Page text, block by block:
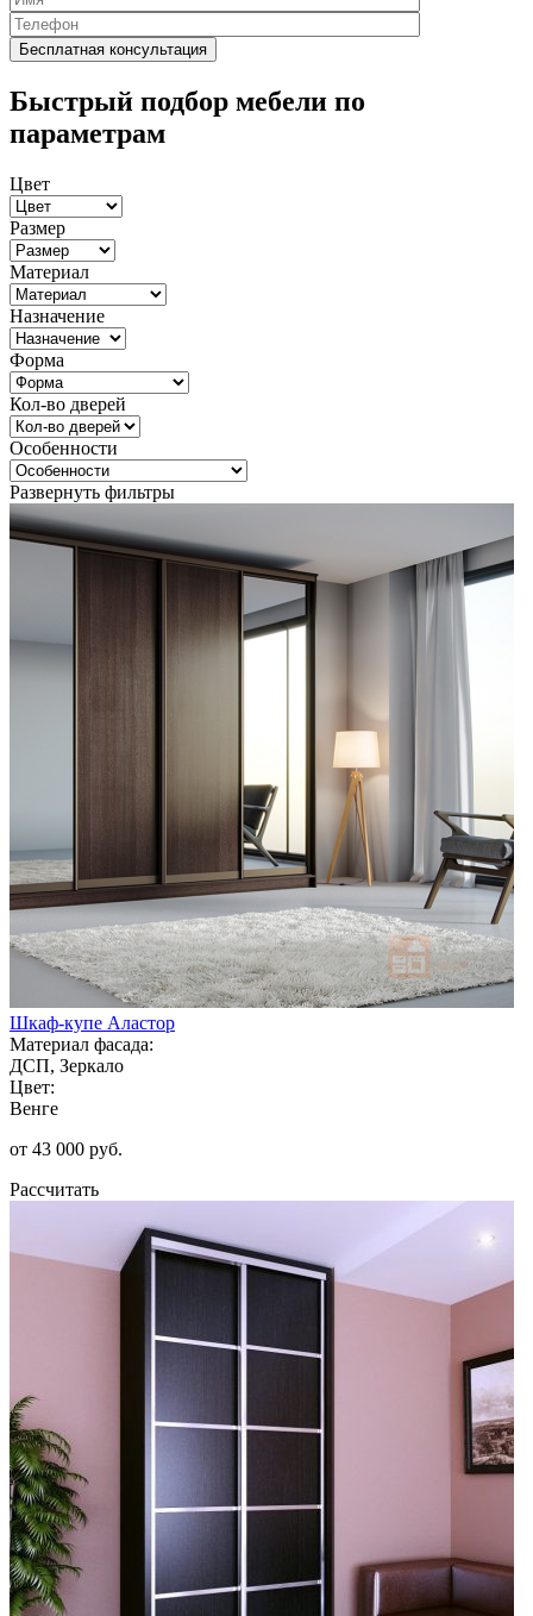
Быстрый подбор мебели по
параметрам
Цвет
Размер
Материал
Назначение
Форма
Кол-во дверей
Особенности
Развернуть фильтры
Шкаф-купе Аластор
Материал фасада:
ДСП, Зеркало
Цвет:
Венге
от 43 000 руб.
Рассчитать